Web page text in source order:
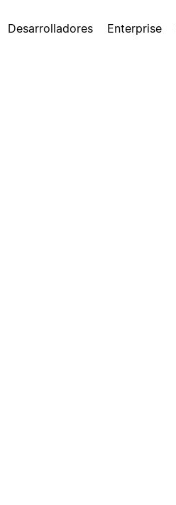
Desarrolladores Enterprise